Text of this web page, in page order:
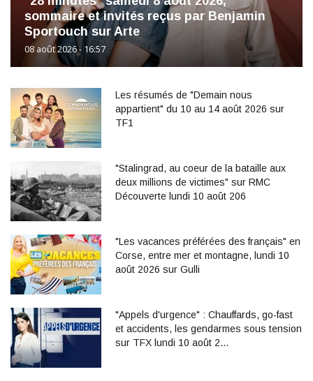
sommaire et invités reçus par Benjamin
Sportouch sur Arte
08 août 2026 - 16:57
Les résumés de "Demain nous
appartient" du 10 au 14 août 2026 sur
TF1
"Stalingrad, au coeur de la bataille aux
deux millions de victimes" sur RMC
Découverte lundi 10 août 206
"Les vacances préférées des français" en
Corse, entre mer et montagne, lundi 10
août 2026 sur Gulli
"Appels d'urgence" : Chauffards, go-fast
et accidents, les gendarmes sous tension
sur TFX lundi 10 août 2…